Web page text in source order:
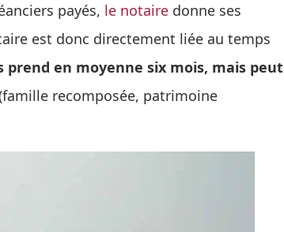
payés, le notaire donne ses
est donc directement liée au temps
prend en moyenne six mois, mais peut
recomposée, patrimoine